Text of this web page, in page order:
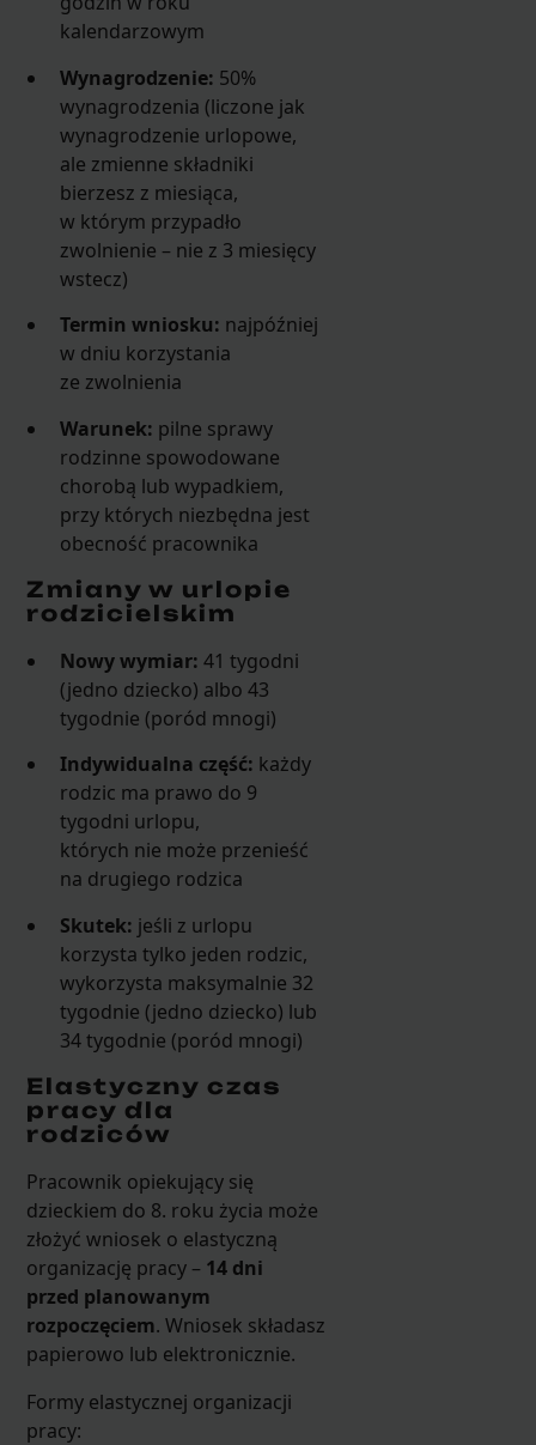
kalendarzowym
Wynagrodzenie: 50%
wynagrodzenia (liczone jak
wynagrodzenie urlopowe,
ale zmienne składniki
bierzesz z miesiąca,
w którym przypadło
zwolnienie – nie z 3 miesięcy
wstecz)
Termin wniosku: najpóźniej
w dniu korzystania
ze zwolnienia
Warunek: pilne sprawy
rodzinne spowodowane
chorobą lub wypadkiem,
przy których niezbędna jest
obecność pracownika
Zmiany w urlopie
rodzicielskim
Nowy wymiar: 41 tygodni
(jedno dziecko) albo 43
tygodnie (poród mnogi)
Indywidualna część: każdy
rodzic ma prawo do 9
tygodni urlopu,
których nie może przenieść
na drugiego rodzica
Skutek: jeśli z urlopu
korzysta tylko jeden rodzic,
wykorzysta maksymalnie 32
tygodnie (jedno dziecko) lub
34 tygodnie (poród mnogi)
Elastyczny czas
pracy dla
rodziców
Pracownik opiekujący się
dzieckiem do 8. roku życia może
złożyć wniosek o elastyczną
organizację pracy – 14 dni
przed planowanym
rozpoczęciem. Wniosek składasz
papierowo lub elektronicznie.
Formy elastycznej organizacji
pracy: